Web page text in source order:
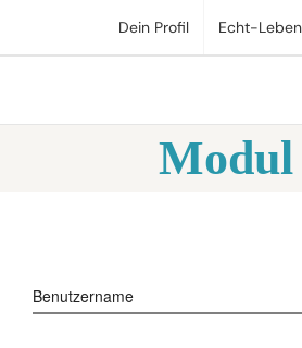
springen
Dein Profil Echt-
Modul
Benutzername